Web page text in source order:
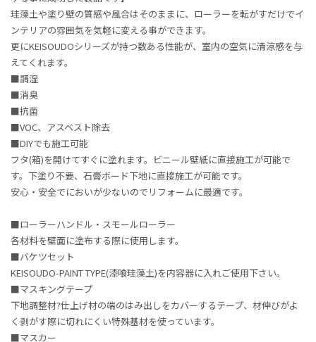
珪藻土や塗り壁の質感や風合はそのままに、ローラーを転がすだけでイ
ンテリアの雰囲気を気軽に変える事ができます。
更にKEISOUDOシリーズが持つ数ある性能が、室内の空気に清涼感を与
えてくれます。
■調湿
■消臭
■抗菌
■VOC、アスベスト除去
■DIYでも施工可能
フタ(箱)を開けてすぐに塗れます。ビニール壁紙に直接施工が可能で
す。下塗り不要、石膏ボード下地に直接施工が可能です。
安心・安全でにおいが少ないのでリフォームに最適です。
■ローラーハンドル・スモールローラー
各材料を壁面に塗布する際に使用します。
■バケツセット
KEISOUDO-PAINT TYPE(漆喰珪藻土)を内容器に入れご使用下さい。
■マスキングテープ
下地調整材?仕上げ材の端のはみ出しをカバーするテープ、材伸びがよ
く剥がす際に切れにくい特殊基材を使っています。
■マスカー